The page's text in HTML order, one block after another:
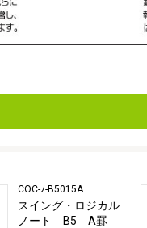
COC-ﾉ-B5015A
スイング・ロジカル
ノート B5 A罫